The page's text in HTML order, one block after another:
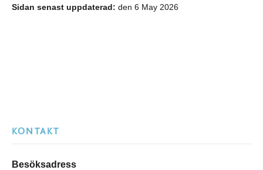
Sidan senast uppdaterad: den 6 May 2026
KONTAKT
Besöksadress